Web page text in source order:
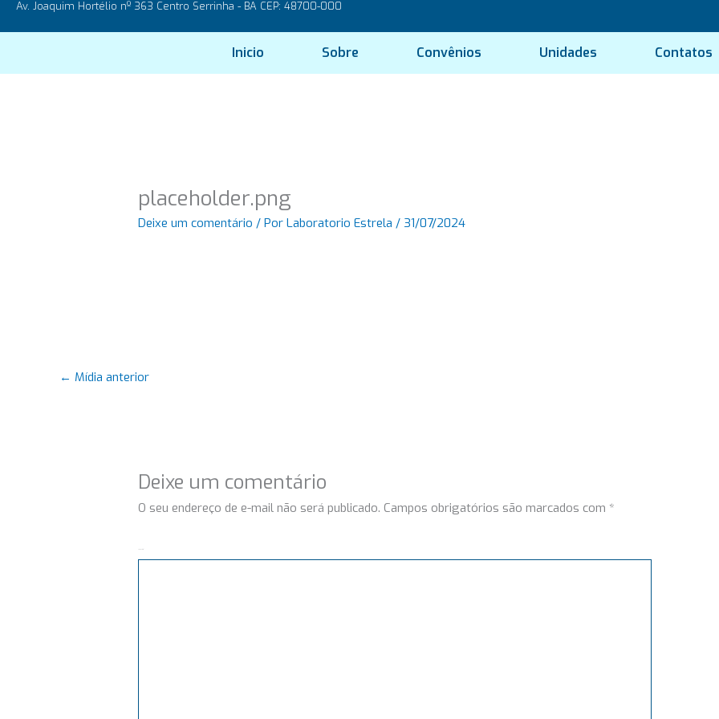
para
Av. Joaquim Hortélio nº 363 Centro Serrinha - BA CEP: 48700-000
Inicio Sobre Convênios Unidades Contatos
placeholder.png
Deixe um comentário / PorLaboratorio Estrela/ 31/07/2024
← Mídia anterior
Deixe um comentário
O seu endereço de e-mail não será publicado. Campos obrigatórios são marcados com *